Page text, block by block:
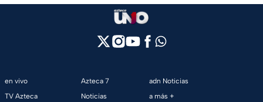
en vivo
TV Azteca
Azteca 7
Noticias
adn Noticias
a más +